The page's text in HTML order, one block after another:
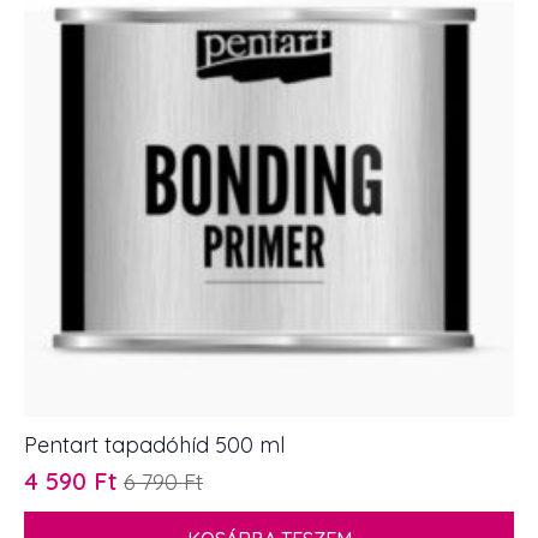
Pentart tapadóhíd 500 ml
6 790Ft
Original
price
4 590 Ft
Current
price